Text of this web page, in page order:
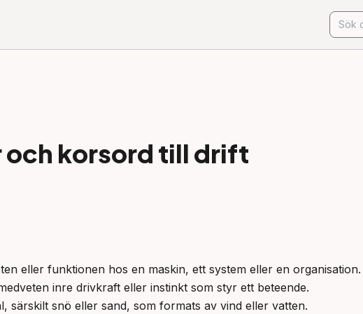
korsord till drift
eller funktionen hos en maskin, ett system eller en organisation.
inre drivkraft eller instinkt som styr ett beteende.
särskilt snö eller sand, som formats av vind eller vatten.